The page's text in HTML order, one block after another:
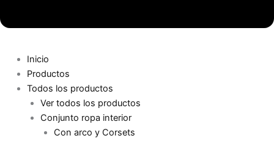
Inicio
Productos
Todos los productos
Ver todos los productos
Conjunto ropa interior
Con arco y Corsets